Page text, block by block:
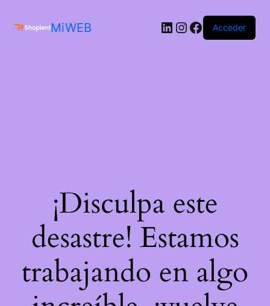
MiWEB Acceder
¡Disculpa este
desastre! Estamos
trabajando en algo